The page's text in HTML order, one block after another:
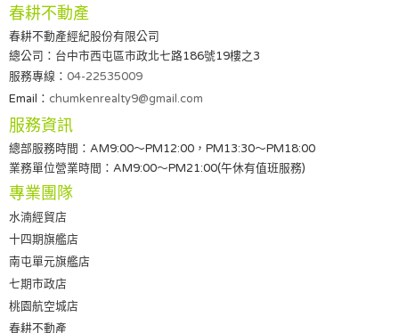
春耕不動產
春耕不動產經紀股份有限公司
總公司：台中市西屯區市政北七路186號19樓之3
服務專線： 04-22535009
Email： chumkenrealty9@gmail.com
服務資訊
總部服務時間：AM9:00～PM12:00，PM13:30～PM18:00
業務單位營業時間：AM9:00～PM21:00(午休有值班服務)
專業團隊
水湳經貿店
十四期旗艦店
南屯單元旗艦店
七期市政店
桃園航空城店
春耕不動產